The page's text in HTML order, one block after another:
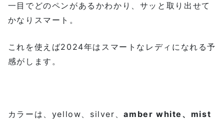
一目でどのペンがあるかわかり、サッと取り出せて
かなりスマート。
これを使えば2024年はスマートなレディになれる予
感がします。
カラーは、yellow、silver、amber white、mist